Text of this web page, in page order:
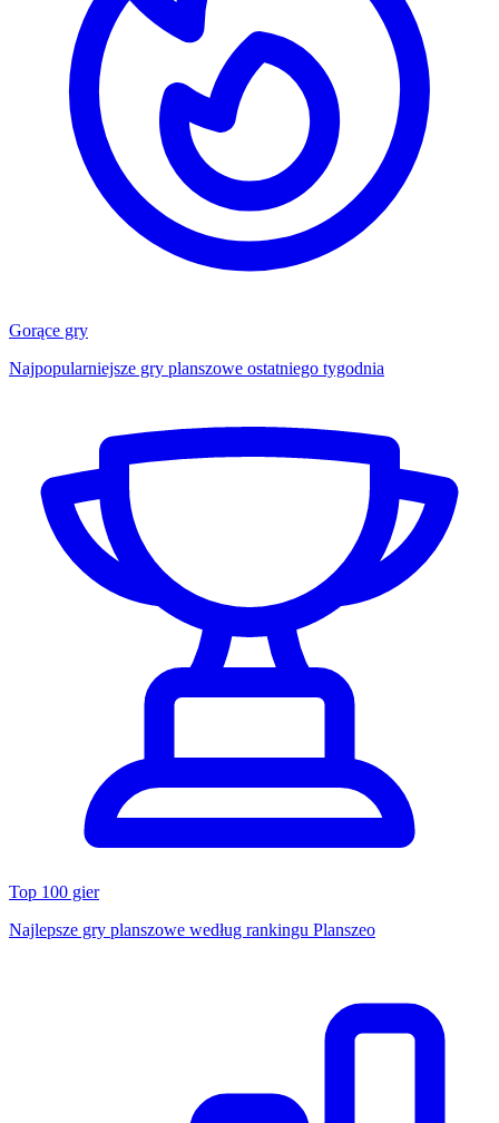
Gorące gry
Najpopularniejsze gry planszowe ostatniego tygodnia
Top 100 gier
Najlepsze gry planszowe według rankingu Planszeo